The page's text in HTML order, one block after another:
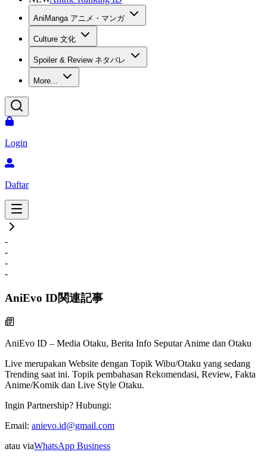
AniManga アニメ・マンガ
Culture 文化
Spoiler & Review ネタバレ
More...
Login
Daftar
-
-
-
-
AniEvo ID関連記事
AniEvo ID – Media Otaku, Berita Info Seputar Anime dan Otaku
Live merupakan Website dengan Topik Wibu/Otaku yang sedang
Trending saat ini. Topik pembahasan Rekomendasi, Review, Fakta
Anime/Komik dan Live Style Otaku.
Ingin Partnership? Hubungi:
Email: anievo.id@gmail.com
atau viaWhatsApp Business